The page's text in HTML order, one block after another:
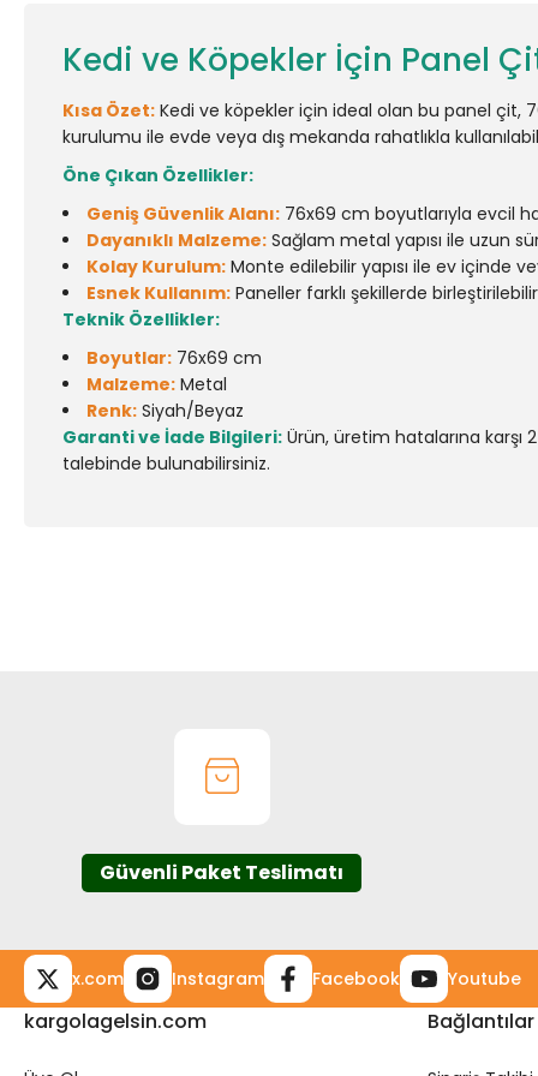
Kedi ve Köpekler İçin Panel
Kısa Özet: Kedi ve köpekler için ideal olan bu panel çit,
kurulumu ile evde veya dış mekanda rahatlıkla
Öne Çıkan Özellikler:
Geniş Güvenlik Alanı: 76x69 cm boyutlarıyla evcil
Dayanıklı Malzeme: Sağlam metal yapısı ile uzun
Kolay Kurulum: Monte edilebilir yapısı ile ev içinde
Esnek Kullanım: Paneller farklı şekillerde
Teknik Özellikler:
Boyutlar: 76x69 cm
Malzeme: Metal
Renk: Siyah/Beyaz
Garanti ve İade Bilgileri: Ürün, üretim hatalarına karşı
talebinde bulunabilirsiniz.
Ürün fiyatı diğer sitelerden daha pahalı.
Güvenli Paket Teslimatı
x.com Instagram Facebook Youtube
kargolagelsin.com Bağlantılar